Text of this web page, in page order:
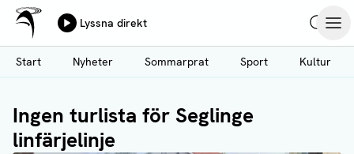
Hoppa
till
huvudinnehåll
Ålands Radio & TV
Lyssna direkt
Start
Nyheter Sommarprat Sport Kultur
Ingen turlista för Seglinge
linfärjelinje